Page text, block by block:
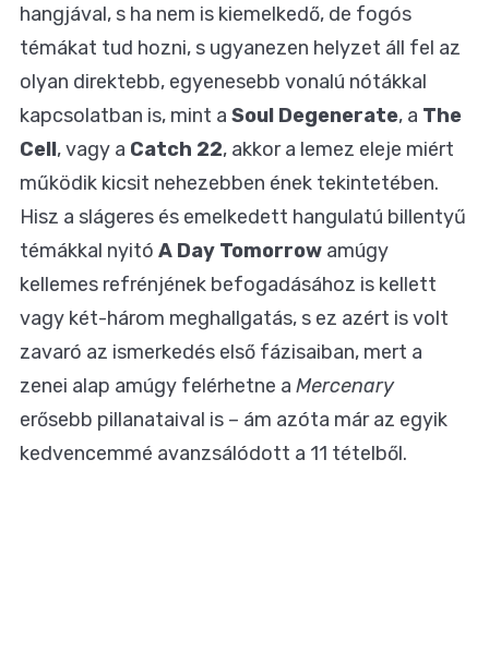
hangjával, s ha nem is kiemelkedő, de fogós
témákat tud hozni, s ugyanezen helyzet áll fel az
olyan direktebb, egyenesebb vonalú nótákkal
kapcsolatban is, mint a Soul Degenerate, a The
Cell, vagy a Catch 22, akkor a lemez eleje miért
működik kicsit nehezebben ének tekintetében.
Hisz a slágeres és emelkedett hangulatú billentyű
témákkal nyitó A Day Tomorrow amúgy
kellemes refrénjének befogadásához is kellett
vagy két-három meghallgatás, s ez azért is volt
zavaró az ismerkedés első fázisaiban, mert a
zenei alap amúgy felérhetne a Mercenary
erősebb pillanataival is – ám azóta már az egyik
kedvencemmé avanzsálódott a 11 tételből.